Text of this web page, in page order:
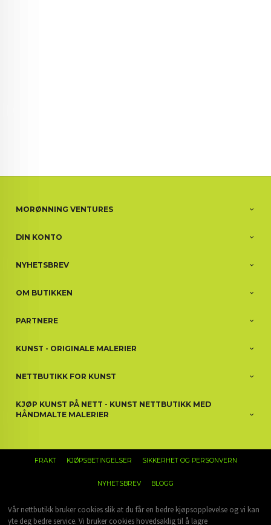
MORØNNING VENTURES
DIN KONTO
NYHETSBREV
OM BUTIKKEN
PARTNERE
KUNST - ORIGINALE MALERIER
NETTBUTIKK FOR KUNST
KJØP KUNST PÅ NETT - KUNST NETTBUTIKK MED
HÅNDMALTE MALERIER
FRAKT KJØPSBETINGELSER SIKKERHET OG PERSONVERN
NYHETSBREV BLOGG
Vår nettbutikk bruker cookies slik at du får en bedre kjøpsopplevelse og vi kan
yte deg bedre service. Vi bruker cookies hovedsaklig til å lagre